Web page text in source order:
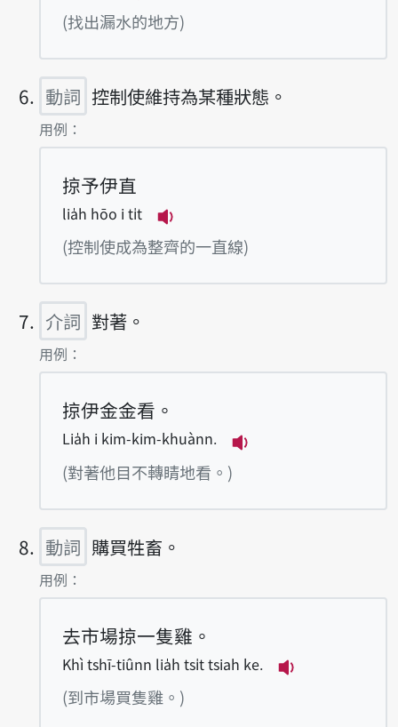
播放例句lia̍h-lāu
(找出漏水的地方)
動詞 控制使維持為某種狀態。
第6項釋義的
用例：
掠予伊直
lia̍h hōo i ti̍t
播放例句lia̍h hōo i ti̍t
(控制使成為整齊的一直線)
介詞 對著。
第7項釋義的
用例：
掠伊金金看。
Lia̍h i kim-kim-khuànn.
(對著他目不轉睛地看。)
動詞 購買牲畜。
第8項釋義的
用例：
去市場掠一隻雞。
Khì tshī-tiûnn lia̍h tsi̍t tsiah ke.
(到市場買隻雞。)